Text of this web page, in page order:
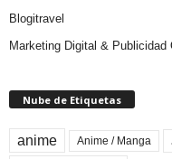
Blogitravel
Marketing Digital & Publicidad
Nube de Etiquetas
anime Anime / Manga